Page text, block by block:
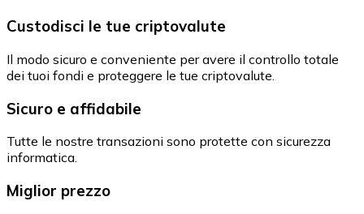
Custodisci le tue criptovalute
Il modo sicuro e conveniente per avere il controllo totale
dei tuoi fondi e proteggere le tue criptovalute.
Sicuro e affidabile
Tutte le nostre transazioni sono protette con sicurezza
informatica.
Miglior prezzo